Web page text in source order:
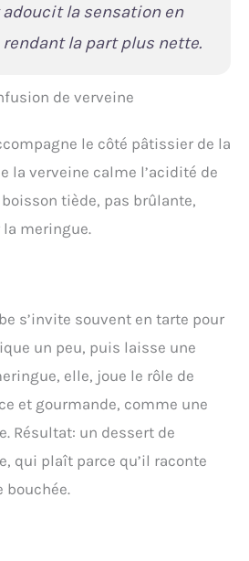
la sensation en
la part plus nette.
de verveine
le côté pâtissier de la
la verveine calme l’acidité de
tiède, pas brûlante,
meringue.
s’invite souvent en tarte pour
un peu, puis laisse une
elle, joue le rôle de
et gourmande, comme une
Résultat: un dessert de
qui plaît parce qu’il raconte
bouchée.